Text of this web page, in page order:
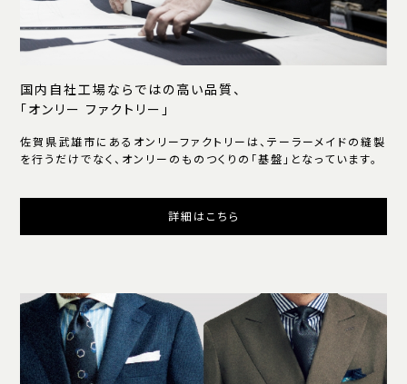
国内自社工場ならではの高い品質、
「オンリー ファクトリー」
佐賀県武雄市にあるオンリーファクトリーは、テーラーメイドの縫製
を行うだけでなく、オンリーのものつくりの「基盤」となっています。
詳細はこちら